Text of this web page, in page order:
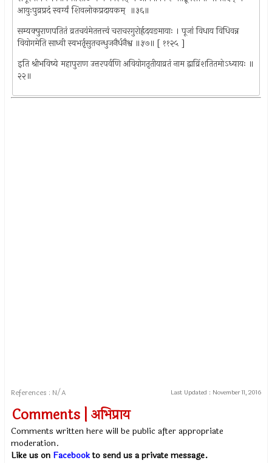
आयुःपुव्रप्रदं स्वर्ग्यं शिवलोकप्रदायकम् ‍ ॥३६॥
सम्यक्पुराणपतितं व्रतचयंमेतत्तत्त्वं चराचरगुरोर्ह्रदयङमायाः । पूजां विधाय विधिवन्न
वियोगमेति साध्वी स्वभर्तृसुतचन्धुजनैर्धनैश्व ॥३७॥ [ ११२५ ]
इति श्रीभविष्ये महापुराण उत्तरपर्वणि अवियोगतृतीयाव्रतं नाम द्वाव्रिंशतितमोऽध्यायः ॥
२२॥
References : N/A Last Updated : November 11, 2016
Comments | अभिप्राय
Comments written here will be public after appropriate
moderation.
Like us on Facebookto send us a private message.